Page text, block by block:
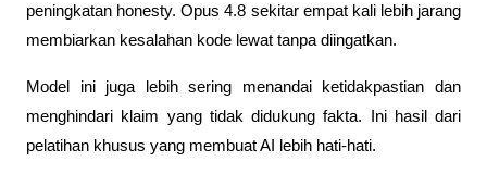
peningkatan honesty. Opus 4.8 sekitar empat kali lebih jarang
membiarkan kesalahan kode lewat tanpa diingatkan.
Model ini juga lebih sering menandai ketidakpastian dan
menghindari klaim yang tidak didukung fakta. Ini hasil dari
pelatihan khusus yang membuat AI lebih hati-hati.